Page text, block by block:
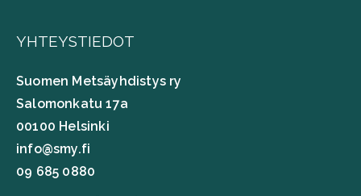
YHTEYSTIEDOT
Suomen Metsäyhdistys ry
Salomonkatu 17a
00100 Helsinki
info@smy.fi
09 685 0880